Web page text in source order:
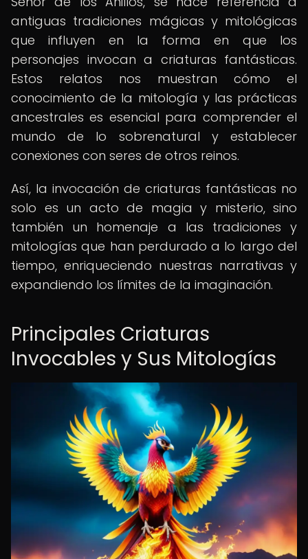
antiguas tradiciones mágicas y mitológicas
que influyen en la forma en que los
personajes invocan a criaturas fantásticas.
Estos relatos nos muestran cómo el
conocimiento de la mitología y las prácticas
ancestrales es esencial para comprender el
mundo de lo sobrenatural y establecer
conexiones con seres de otros reinos.
Así, la invocación de criaturas fantásticas no
solo es un acto de magia y misterio, sino
también un homenaje a las tradiciones y
mitologías que han perdurado a lo largo del
tiempo, enriqueciendo nuestras narrativas y
expandiendo los límites de la imaginación.
Principales Criaturas
Invocables y Sus Mitologías